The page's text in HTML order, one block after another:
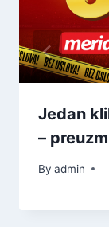
Jedan
–
By admin